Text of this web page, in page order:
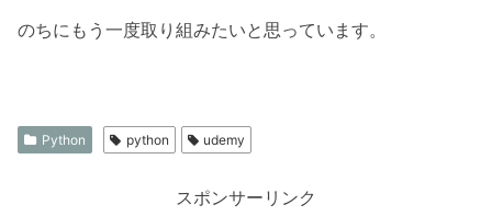
のちにもう一度取り組みたいと思っています。
Python python udemy
スポンサーリンク